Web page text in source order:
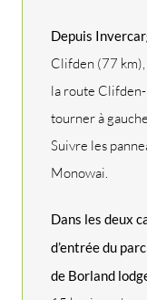
Depuis
Clifden (77
la route Clifden-
tourner à
Suivre les
Monowai.
Dans les deux
d’entrée du
de Borland